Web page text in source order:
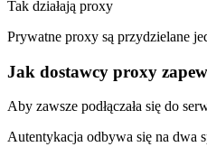
Tak działają proxy
Prywatne proxy są przydzielane
Jak dostawcy proxy
Aby zawsze podłączała się do
Autentykacja odbywa się na dwa